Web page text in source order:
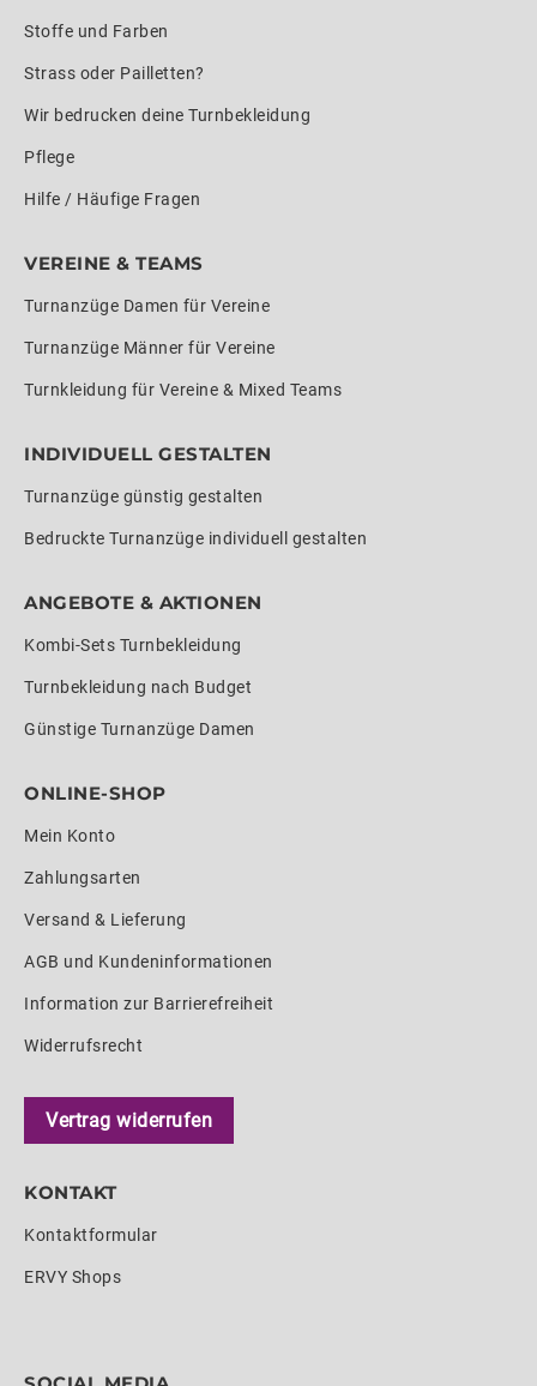
Stoffe und Farben
Strass oder Pailletten?
Wir bedrucken deine Turnbekleidung
Pflege
Hilfe / Häufige Fragen
VEREINE & TEAMS
Turnanzüge Damen für Vereine
Turnanzüge Männer für Vereine
Turnkleidung für Vereine & Mixed Teams
INDIVIDUELL GESTALTEN
Turnanzüge günstig gestalten
Bedruckte Turnanzüge individuell gestalten
ANGEBOTE & AKTIONEN
Kombi-Sets Turnbekleidung
Turnbekleidung nach Budget
Günstige Turnanzüge Damen
ONLINE-SHOP
Mein Konto
Zahlungsarten
Versand & Lieferung
AGB und Kundeninformationen
Information zur Barrierefreiheit
Widerrufsrecht
Vertrag widerrufen
KONTAKT
Kontaktformular
ERVY Shops